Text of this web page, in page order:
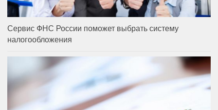
Сервис ФНС России поможет выбрать систему
налогообложения